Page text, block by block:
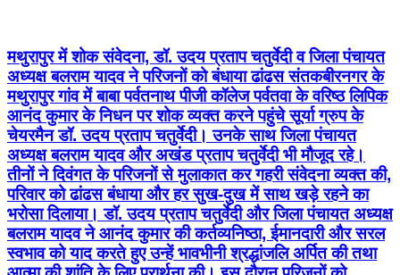
मथुरापुर में शोक संवेदना, डॉ. उदय प्रताप चतुर्वेदी व जिला पंचायत
अध्यक्ष बलराम यादव ने परिजनों को बंधाया ढांढस संतकबीरनगर के
मथुरापुर गांव में बाबा पर्वतनाथ पीजी कॉलेज पर्वतवा के वरिष्ठ लिपिक
आनंद कुमार के निधन पर शोक व्यक्त करने पहुंचे सूर्या ग्रुप के
चेयरमैन डॉ. उदय प्रताप चतुर्वेदी। उनके साथ जिला पंचायत
अध्यक्ष बलराम यादव और अखंड प्रताप चतुर्वेदी भी मौजूद रहे।
तीनों ने दिवंगत के परिजनों से मुलाकात कर गहरी संवेदना व्यक्त की,
परिवार को ढांढस बंधाया और हर सुख-दुख में साथ खड़े रहने का
भरोसा दिलाया। डॉ. उदय प्रताप चतुर्वेदी और जिला पंचायत अध्यक्ष
बलराम यादव ने आनंद कुमार की कर्तव्यनिष्ठा, ईमानदारी और सरल
स्वभाव को याद करते हुए उन्हें भावभीनी श्रद्धांजलि अर्पित की तथा